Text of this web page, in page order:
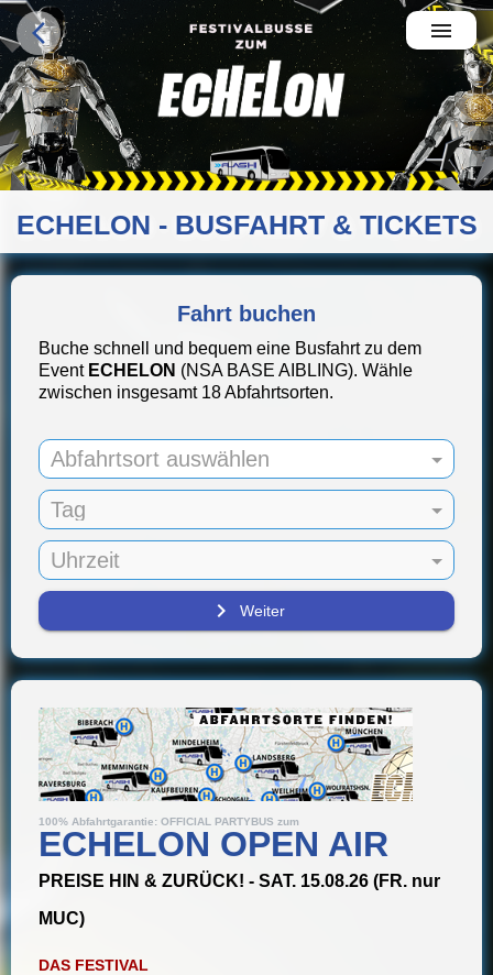
ECHELON - BUSFAHRT & TICKETS
menu
arrow_back_ios_new
Fahrt buchen
Buche schnell und bequem eine Busfahrt zu dem
Event ECHELON (NSA BASE AIBLING). Wähle
zwischen insgesamt 18 Abfahrtsorten.
Abfahrtsort auswählen
Tag
Uhrzeit
navigate_next Weiter
100% Abfahrtgarantie: OFFICIAL PARTYBUS zum
ECHELON OPEN AIR
PREISE HIN & ZURÜCK! - SAT. 15.08.26 (FR. nur
MUC)
DAS FESTIVAL